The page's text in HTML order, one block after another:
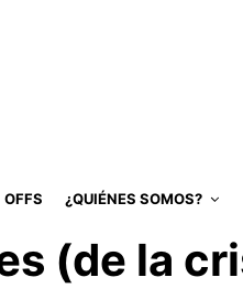
OFFS ¿QUIÉNES SOMOS?
(de la